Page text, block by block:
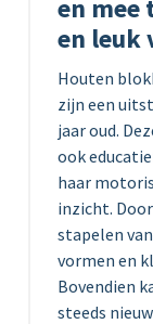
en mee
en leuk
Houten
zijn een
jaar oud.
ook
haar
inzicht.
stapelen
vormen en
Bovendien
steeds